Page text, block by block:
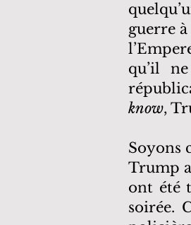
guerre
qu’il
know,
Soyons
Trump
ont été
soirée.